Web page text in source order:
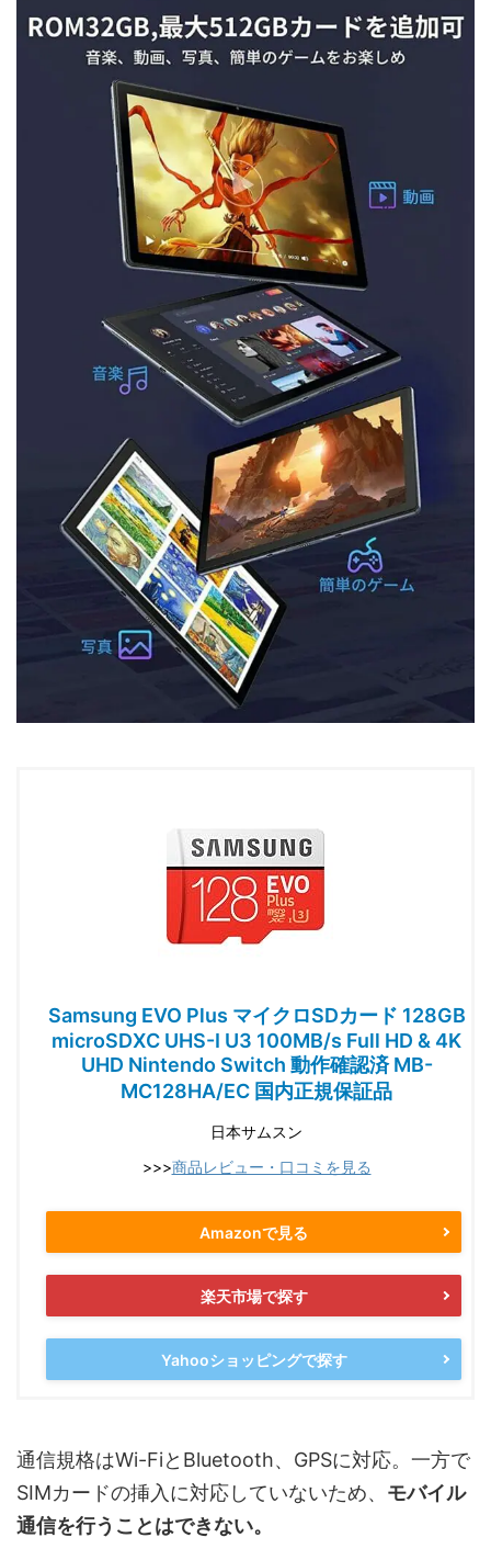
Samsung EVO Plus マイクロSDカード 128GB
microSDXC UHS-I U3 100MB/s Full HD & 4K
UHD Nintendo Switch 動作確認済 MB-
MC128HA/EC 国内正規保証品
日本サムスン
>>>商品レビュー・口コミを見る
Amazonで見る
楽天市場で探す
Yahooショッピングで探す
通信規格はWi-FiとBluetooth、GPSに対応。一方で
SIMカードの挿入に対応していないため、 モバイル
通信を行うことはできない。